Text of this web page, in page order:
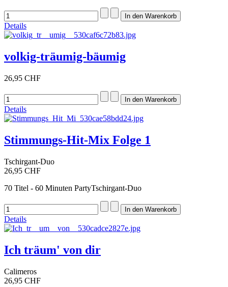
Details
volkig-träumig-bäumig
26,95 CHF
Details
Stimmungs-Hit-Mix Folge 1
Tschirgant-Duo
26,95 CHF
70 Titel - 60 Minuten PartyTschirgant-Duo
Details
Ich träum' von dir
Calimeros
26,95 CHF